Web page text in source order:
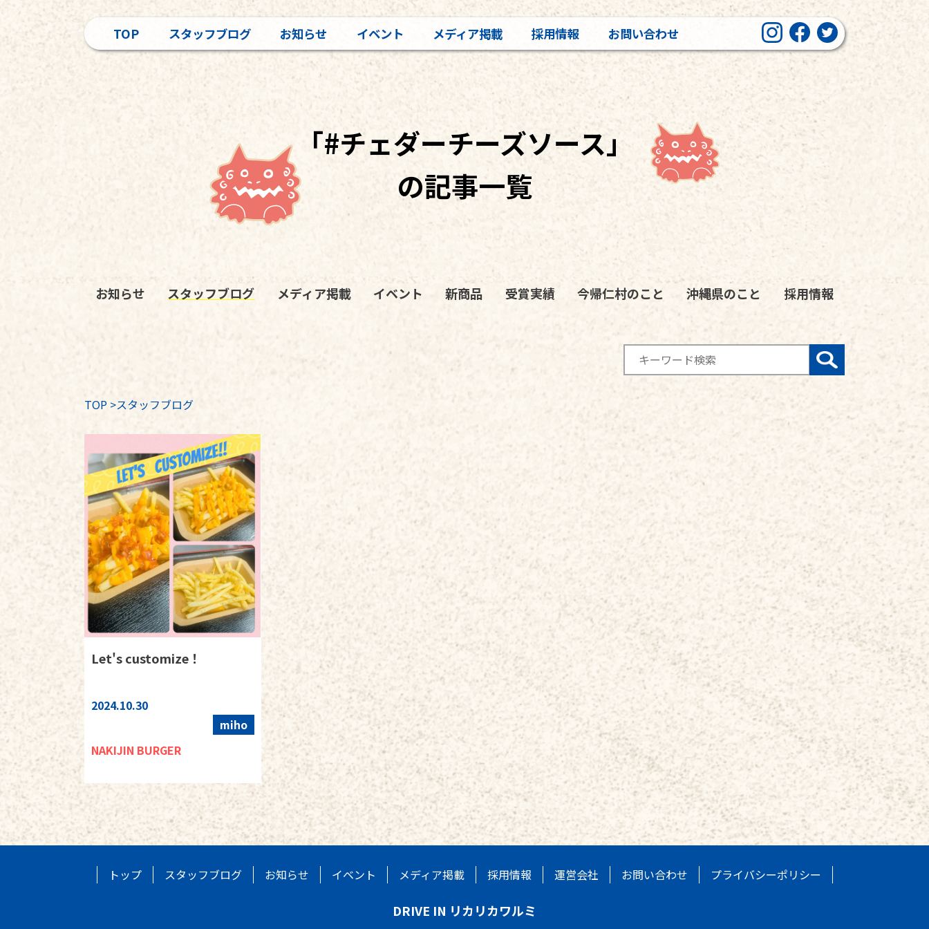
TOP スタッフブログ お知らせ イベント メディア掲載 採用情報 お問い合わせ
「#チェダーチーズソース」
の記事一覧
お知らせ スタッフブログ メディア掲載 イベント 新商品 受賞実績 今帰仁村のこと 沖縄県のこと 採用情報
TOP >スタッフブログ
Let's customize！
2024.10.30
miho
NAKIJIN BURGER
トップ スタッフブログ お知らせ イベント メディア掲載 採用情報 運営会社 お問い合わせ プライバシーポリシー
DRIVE IN リカリカワルミ